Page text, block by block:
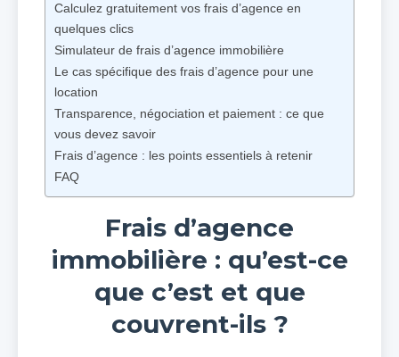
Calculez gratuitement vos frais d’agence en
quelques clics
Simulateur de frais d’agence immobilière
Le cas spécifique des frais d’agence pour une
location
Transparence, négociation et paiement : ce que
vous devez savoir
Frais d’agence : les points essentiels à retenir
FAQ
Frais d’agence
immobilière : qu’est-ce
que c’est et que
couvrent-ils ?